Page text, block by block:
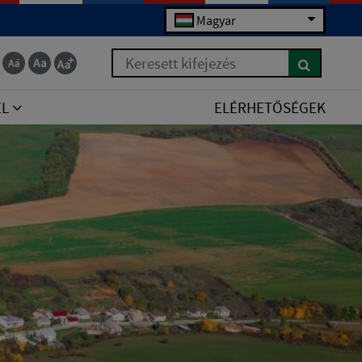
Magyar
Keresett kifejezés
ELÉRHETŐSÉGEK